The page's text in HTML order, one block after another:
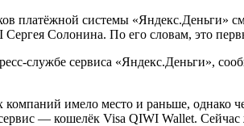
платёжной системы «Яндекс.Деньги»
Солонина. По его словам, это
службе сервиса «Яндекс.Деньги»,
компаний имело место и раньше, однако
— кошелёк Visa QIWI Wallet.